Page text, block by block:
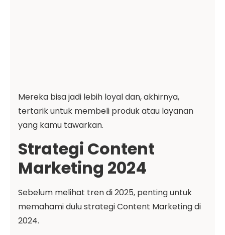
Mereka bisa jadi lebih loyal dan, akhirnya,
tertarik untuk membeli produk atau layanan
yang kamu tawarkan.
Strategi Content
Marketing 2024
Sebelum melihat tren di 2025, penting untuk
memahami dulu strategi Content Marketing di
2024.